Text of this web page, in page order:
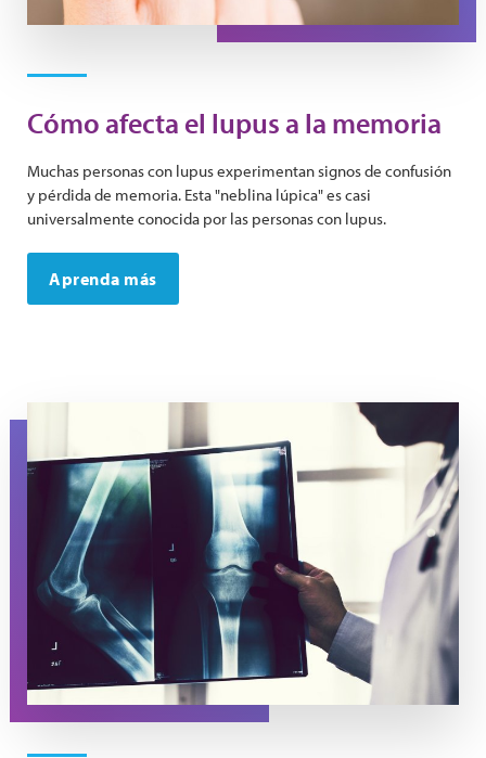
Cómo afecta el lupus a la memoria
Muchas personas con lupus experimentan signos de confusión
y pérdida de memoria. Esta "neblina lúpica" es casi
universalmente conocida por las personas con lupus.
Aprenda más